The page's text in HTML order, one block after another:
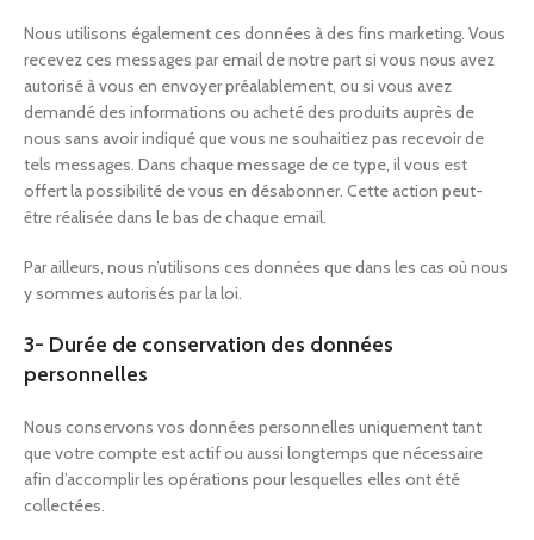
Nous utilisons également ces données à des fins marketing. Vous
recevez ces messages par email de notre part si vous nous avez
autorisé à vous en envoyer préalablement, ou si vous avez
demandé des informations ou acheté des produits auprès de
nous sans avoir indiqué que vous ne souhaitiez pas recevoir de
tels messages. Dans chaque message de ce type, il vous est
offert la possibilité de vous en désabonner. Cette action peut-
être réalisée dans le bas de chaque email.
Par ailleurs, nous n’utilisons ces données que dans les cas où nous
y sommes autorisés par la loi.
3- Durée de conservation des données
personnelles
Nous conservons vos données personnelles uniquement tant
que votre compte est actif ou aussi longtemps que nécessaire
afin d’accomplir les opérations pour lesquelles elles ont été
collectées.